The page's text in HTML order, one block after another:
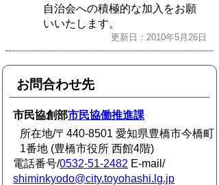
自治会への積極的な加入をお願
いいたします。
更新日：2010年5月26日
お問合わせ先
市民協創部市民協働推進課
所在地/〒440-8501 愛知県豊橋市今橋町
1番地 (豊橋市役所 西館4階)
電話番号/0532-51-2482 E-mail/
shiminkyodo@city.toyohashi.lg.jp